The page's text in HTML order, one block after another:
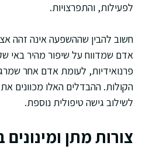
לפעילות, והתפרצויות.
חשוב להבין שההשפעה אינה זהה
אדם שמדווח על שיפור מהיר באי
פרנואידיות, לעומת אדם אחר
הקולות. ההבדלים האלו מכוונים
לשילוב גישה טיפולית נוספת.
צורות מתן ומינונים